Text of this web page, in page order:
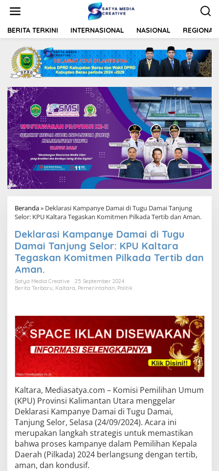
t
BERITA TERKINI INTERNASIONAL NASIONAL REGIONAL
Beranda» Deklarasi Kampanye Damai di Tugu Damai Tanjung
Selor: KPU Kaltara Tegaskan Komitmen Pilkada Tertib dan Aman.
Deklarasi Kampanye Damai di Tugu
Damai Tanjung Selor: KPU Kaltara
Tegaskan Komitmen Pilkada Tertib dan
Aman.
Satya Media Creative
25 September 2024
Berita Terbaru Kaltara Pemerintahan Politik
Kaltara, Mediasatya.com – Komisi Pemilihan Umum
(KPU) Provinsi Kalimantan Utara menggelar
Deklarasi Kampanye Damai di Tugu Damai,
Tanjung Selor, Selasa (24/09/2024). Acara ini
merupakan langkah strategis untuk memastikan
bahwa proses kampanye dalam Pemilihan Kepala
Daerah (Pilkada) 2024 berlangsung dengan tertib,
aman, dan kondusif.